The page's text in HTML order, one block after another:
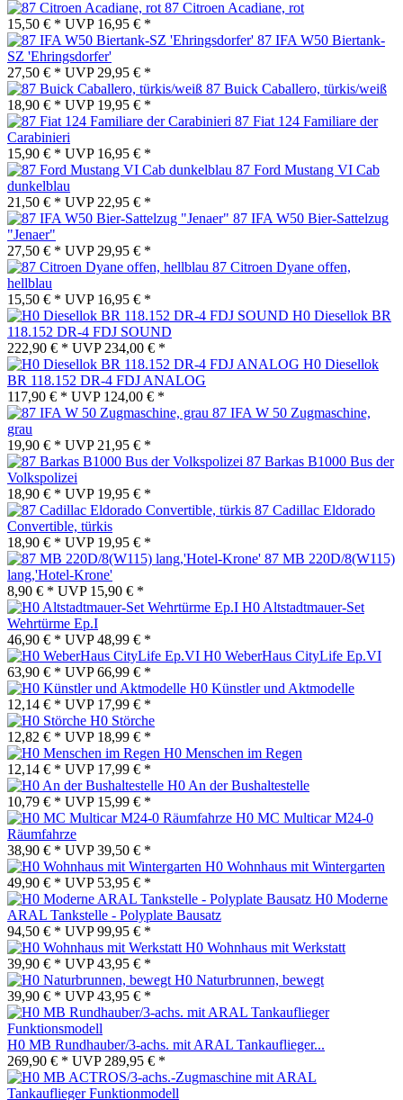
87 Citroen Acadiane, rot
15,50 € * UVP 16,95 € *
87 IFA W50 Biertank-
SZ 'Ehringsdorfer'
27,50 € * UVP 29,95 € *
87 Buick Caballero, türkis/weiß
18,90 € * UVP 19,95 € *
87 Fiat 124 Familiare der
Carabinieri
15,90 € * UVP 16,95 € *
87 Ford Mustang VI Cab
dunkelblau
21,50 € * UVP 22,95 € *
87 IFA W50 Bier-Sattelzug
"Jenaer"
27,50 € * UVP 29,95 € *
87 Citroen Dyane offen,
hellblau
15,50 € * UVP 16,95 € *
H0 Diesellok BR
118.152 DR-4 FDJ SOUND
222,90 € * UVP 234,00 € *
H0 Diesellok
BR 118.152 DR-4 FDJ ANALOG
117,90 € * UVP 124,00 € *
87 IFA W 50 Zugmaschine,
grau
19,90 € * UVP 21,95 € *
87 Barkas B1000 Bus der
Volkspolizei
18,90 € * UVP 19,95 € *
87 Cadillac Eldorado
Convertible, türkis
18,90 € * UVP 19,95 € *
87 MB 220D/8(W115)
lang,'Hotel-Krone'
8,90 € * UVP 15,90 € *
H0 Altstadtmauer-Set
Wehrtürme Ep.I
46,90 € * UVP48,99 € *
H0 WeberHaus CityLife Ep.VI
63,90 € * UVP66,99 € *
H0 Künstler und Aktmodelle
12,14 € * UVP 17,99 € *
H0 Störche
12,82 € * UVP 18,99 € *
H0 Menschen im Regen
12,14 € * UVP 17,99 € *
H0 An der Bushaltestelle
10,79 € * UVP 15,99 € *
H0 MC Multicar M24-0
Räumfahrze
38,90 € * UVP39,50 € *
H0 Wohnhaus mit Wintergarten
49,90 € * UVP 53,95 € *
H0 Moderne
ARAL Tankstelle - Polyplate Bausatz
94,50 € * UVP99,95 € *
H0 Wohnhaus mit Werkstatt
39,90 € * UVP43,95 € *
H0 Naturbrunnen, bewegt
39,90 € * UVP43,95 € *
H0 MB Rundhauber/3-achs. mit ARAL Tankauflieger...
269,90 € * UVP 289,95 € *